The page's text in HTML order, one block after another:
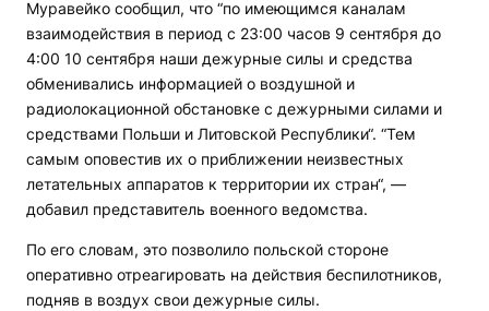
Муравейко сообщил, что “по имеющимся каналам
взаимодействия в период с 23:00 часов 9 сентября до
4:00 10 сентября наши дежурные силы и средства
обменивались информацией о воздушной и
радиолокационной обстановке с дежурными силами и
средствами Польши и Литовской Республики“. “Тем
самым оповестив их о приближении неизвестных
летательных аппаратов к территории их стран“, —
добавил представитель военного ведомства.
По его словам, это позволило польской стороне
оперативно отреагировать на действия беспилотников,
подняв в воздух свои дежурные силы.